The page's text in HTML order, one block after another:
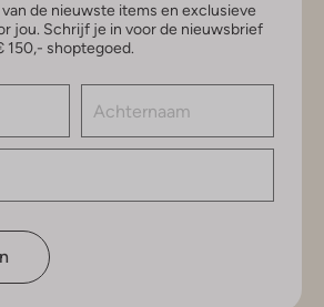
de nieuwste items en exclusieve
jou. Schrijf je in voor de nieuwsbrief
150,- shoptegoed.